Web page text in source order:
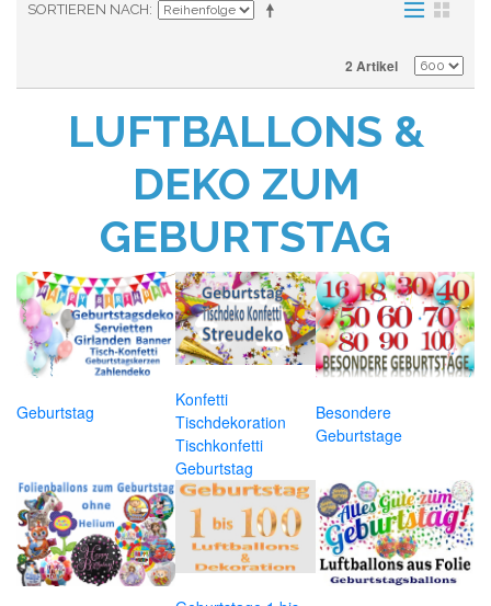
SORTIEREN NACH
2 Artikel
LUFTBALLONS &
DEKO ZUM
GEBURTSTAG
Geburtstag
Konfetti
Tischdekoration
Tischkonfetti
Geburtstag
Besondere
Geburtstage